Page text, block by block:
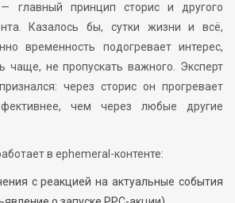
главный принцип сторис и другого
Казалось бы, сутки жизни и всё,
временность подогревает интерес,
чаще, не пропускать важного. Эксперт
через сторис он прогревает
чем через любые другие
в ephemeral-контенте:
с реакцией на актуальные события